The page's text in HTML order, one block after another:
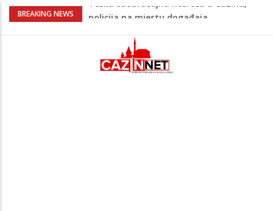
BREAKING NEWS
Ovo je 24-godišnji mladić koji je izgubio
Na Ahiret preselio LJUBIJANKIĆ (Hasan)
Na Ahiret preselio HALILOVIĆ (Smajil)